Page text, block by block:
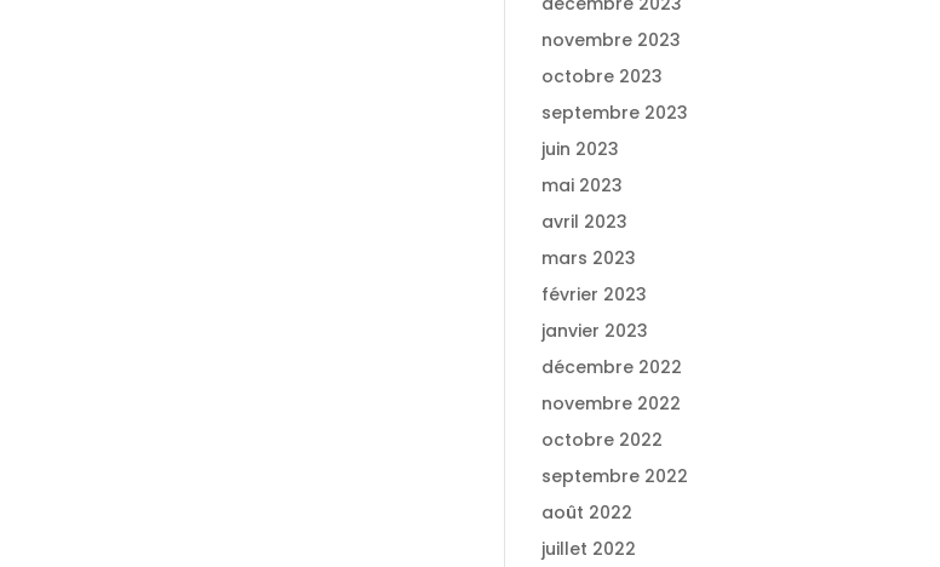
novembre 2023
octobre 2023
septembre 2023
juin 2023
mai 2023
avril 2023
mars 2023
février 2023
janvier 2023
décembre 2022
novembre 2022
octobre 2022
septembre 2022
août 2022
juillet 2022